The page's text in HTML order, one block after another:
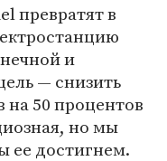
превратят в
и
— снизить
на 50 процентов
но мы
ее достигнем.